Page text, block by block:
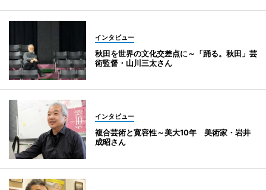
インタビュー
秋田を世界の文化交差点に～「踊る。秋田」芸
術監督・山川三太さん
インタビュー
複合芸術と寛容性～美大10年 美術家・岩井
成昭さん